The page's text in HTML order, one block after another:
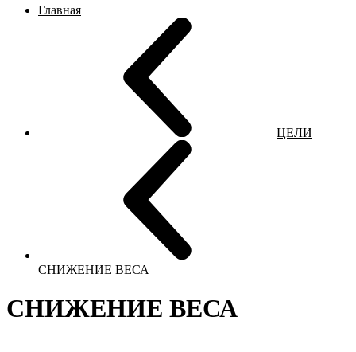
Главная
ЦЕЛИ
СНИЖЕНИЕ ВЕСА
СНИЖЕНИЕ ВЕСА